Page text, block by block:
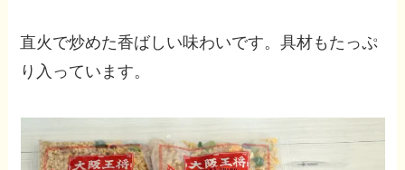
直火で炒めた香ばしい味わいです。具材もたっぷ
り入っています。